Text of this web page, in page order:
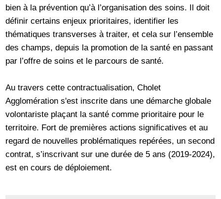
bien à la prévention qu’à l’organisation des soins. Il doit
définir certains enjeux prioritaires, identifier les
thématiques transverses à traiter, et cela sur l’ensemble
des champs, depuis la promotion de la santé en passant
par l’offre de soins et le parcours de santé.
Au travers cette contractualisation, Cholet
Agglomération s'est inscrite dans une démarche globale
volontariste plaçant la santé comme prioritaire pour le
territoire. Fort de premières actions significatives et au
regard de nouvelles problématiques repérées, un second
contrat, s’inscrivant sur une durée de 5 ans (2019-2024),
est en cours de déploiement.